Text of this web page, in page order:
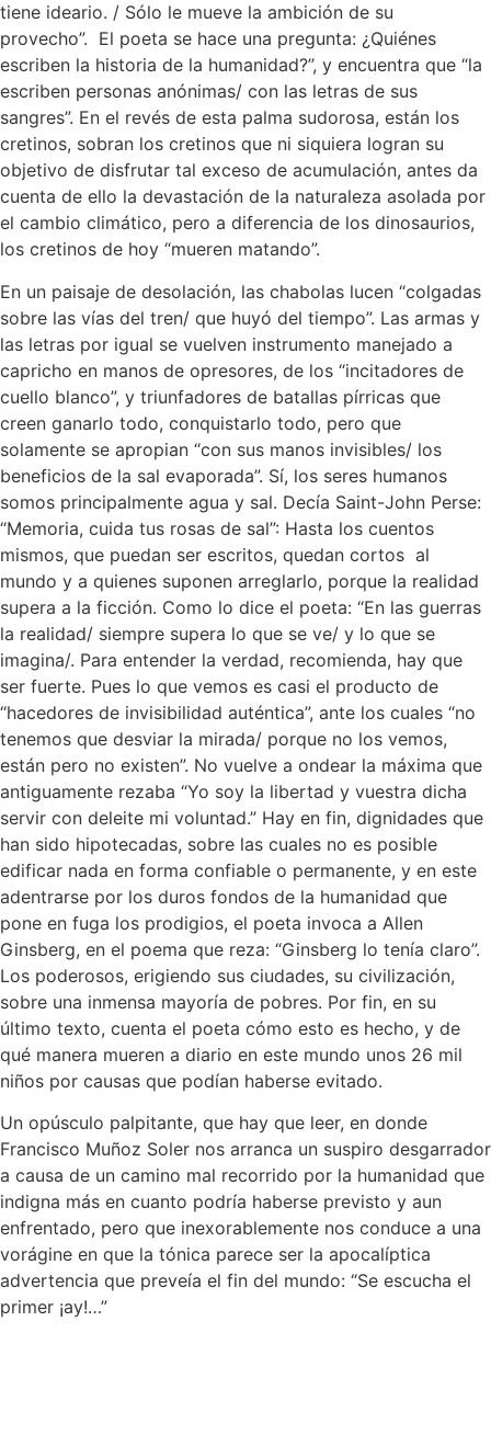
tiene ideario. / Sólo le mueve la ambición de su
provecho”. El poeta se hace una pregunta: ¿Quiénes
escriben la historia de la humanidad?”, y encuentra que “la
escriben personas anónimas/ con las letras de sus
sangres”. En el revés de esta palma sudorosa, están los
cretinos, sobran los cretinos que ni siquiera logran su
objetivo de disfrutar tal exceso de acumulación, antes da
cuenta de ello la devastación de la naturaleza asolada por
el cambio climático, pero a diferencia de los dinosaurios,
los cretinos de hoy “mueren matando”.
En un paisaje de desolación, las chabolas lucen “colgadas
sobre las vías del tren/ que huyó del tiempo”. Las armas y
las letras por igual se vuelven instrumento manejado a
capricho en manos de opresores, de los “incitadores de
cuello blanco”, y triunfadores de batallas pírricas que
creen ganarlo todo, conquistarlo todo, pero que
solamente se apropian “con sus manos invisibles/ los
beneficios de la sal evaporada”. Sí, los seres humanos
somos principalmente agua y sal. Decía Saint-John Perse:
“Memoria, cuida tus rosas de sal”: Hasta los cuentos
mismos, que puedan ser escritos, quedan cortos al
mundo y a quienes suponen arreglarlo, porque la realidad
supera a la ficción. Como lo dice el poeta: “En las guerras
la realidad/ siempre supera lo que se ve/ y lo que se
imagina/. Para entender la verdad, recomienda, hay que
ser fuerte. Pues lo que vemos es casi el producto de
“hacedores de invisibilidad auténtica”, ante los cuales “no
tenemos que desviar la mirada/ porque no los vemos,
están pero no existen”. No vuelve a ondear la máxima que
antiguamente rezaba “Yo soy la libertad y vuestra dicha
servir con deleite mi voluntad.” Hay en fin, dignidades que
han sido hipotecadas, sobre las cuales no es posible
edificar nada en forma confiable o permanente, y en este
adentrarse por los duros fondos de la humanidad que
pone en fuga los prodigios, el poeta invoca a Allen
Ginsberg, en el poema que reza: “Ginsberg lo tenía claro”.
Los poderosos, erigiendo sus ciudades, su civilización,
sobre una inmensa mayoría de pobres. Por fin, en su
último texto, cuenta el poeta cómo esto es hecho, y de
qué manera mueren a diario en este mundo unos 26 mil
niños por causas que podían haberse evitado.
Un opúsculo palpitante, que hay que leer, en donde
Francisco Muñoz Soler nos arranca un suspiro desgarrador
a causa de un camino mal recorrido por la humanidad que
indigna más en cuanto podría haberse previsto y aun
enfrentado, pero que inexorablemente nos conduce a una
vorágine en que la tónica parece ser la apocalíptica
advertencia que preveía el fin del mundo: “Se escucha el
primer ¡ay!…”